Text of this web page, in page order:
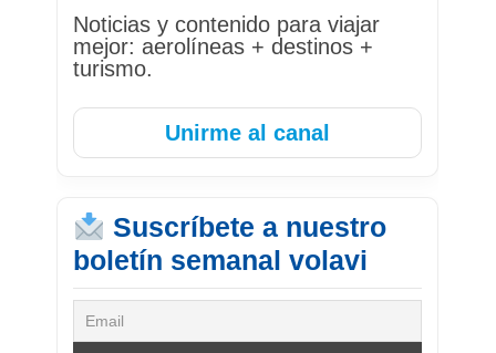
Noticias y contenido para viajar
mejor: aerolíneas + destinos +
turismo.
Unirme al canal
Suscríbete a nuestro
boletín semanal volavi